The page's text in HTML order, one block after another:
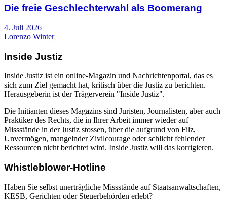
Die freie Geschlechterwahl als Boomerang
4. Juli 2026
Lorenzo Winter
Inside Justiz
Inside Justiz ist ein online-Magazin und Nachrichtenportal, das es
sich zum Ziel gemacht hat, kritisch über die Justiz zu berichten.
Herausgeberin ist der Trägerverein "Inside Justiz".
Die Initianten dieses Magazins sind Juristen, Journalisten, aber auch
Praktiker des Rechts, die in Ihrer Arbeit immer wieder auf
Missstände in der Justiz stossen, über die aufgrund von Filz,
Unvermögen, mangelnder Zivilcourage oder schlicht fehlender
Ressourcen nicht berichtet wird. Inside Justiz will das korrigieren.
Whistleblower-Hotline
Haben Sie selbst unerträgliche Missstände auf Staatsanwaltschaften,
KESB, Gerichten oder Steuerbehörden erlebt?